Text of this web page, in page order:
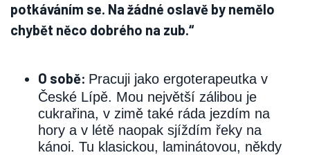
potkáváním se. Na žádné oslavě by nemělo
chybět něco dobrého na zub.“
O sobě: Pracuji jako ergoterapeutka v
České Lípě. Mou největší zálibou je
cukrařina, v zimě také ráda jezdím na
hory a v létě naopak sjíždím řeky na
kánoi. Tu klasickou, laminátovou, někdy